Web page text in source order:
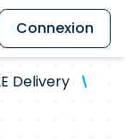
Connexion
Delivery